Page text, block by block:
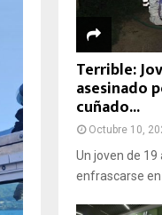
Terrible:
asesinado
cuñado...
Octubre 10,
Un joven de
enfrascarse en